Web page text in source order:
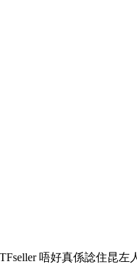
唔好真係諗住昆左